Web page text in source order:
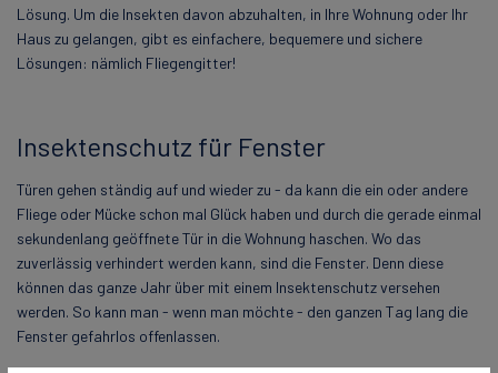
Lösung. Um die Insekten davon abzuhalten, in Ihre Wohnung oder Ihr
Haus zu gelangen, gibt es einfachere, bequemere und sichere
Lösungen: nämlich Fliegengitter!
Insektenschutz für Fenster
Türen gehen ständig auf und wieder zu - da kann die ein oder andere
Fliege oder Mücke schon mal Glück haben und durch die gerade einmal
sekundenlang geöffnete Tür in die Wohnung haschen. Wo das
zuverlässig verhindert werden kann, sind die Fenster. Denn diese
können das ganze Jahr über mit einem Insektenschutz versehen
werden. So kann man - wenn man möchte - den ganzen Tag lang die
Fenster gefahrlos offenlassen.